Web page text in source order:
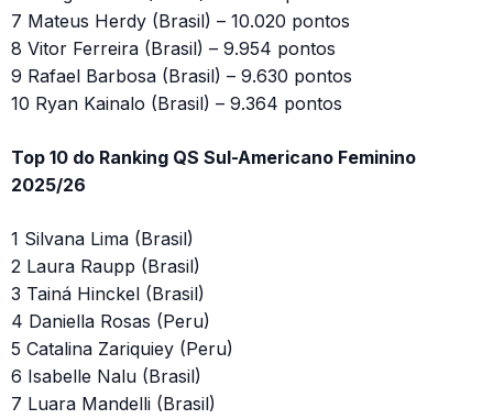
7 Mateus Herdy (Brasil) – 10.020 pontos
8 Vitor Ferreira (Brasil) – 9.954 pontos
9 Rafael Barbosa (Brasil) – 9.630 pontos
10 Ryan Kainalo (Brasil) – 9.364 pontos
Top 10 do Ranking QS Sul-Americano Feminino
2025/26
1 Silvana Lima (Brasil)
2 Laura Raupp (Brasil)
3 Tainá Hinckel (Brasil)
4 Daniella Rosas (Peru)
5 Catalina Zariquiey (Peru)
6 Isabelle Nalu (Brasil)
7 Luara Mandelli (Brasil)